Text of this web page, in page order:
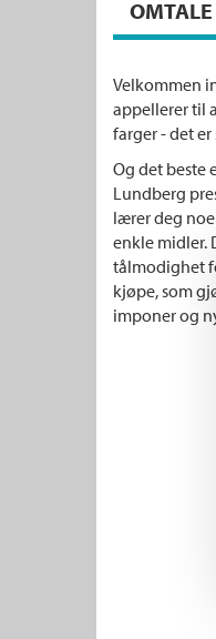
OMTALE
Velkommen
appellerer til
farger - det
Og det beste
Lundberg
lærer deg
enkle midler.
tålmodighet
kjøpe, som
imponer og